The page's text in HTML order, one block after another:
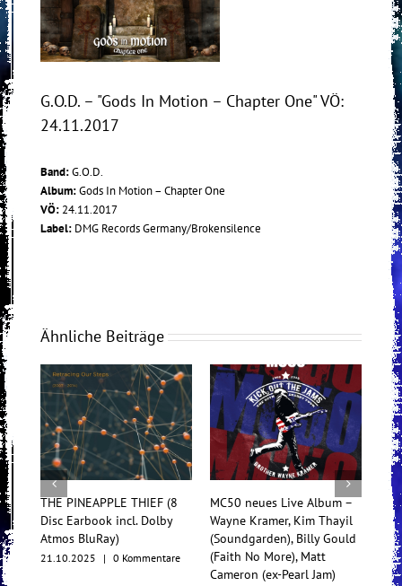
G.O.D. – "Gods In Motion – Chapter One" VÖ:
24.11.2017
Band:G.O.D.
Album:Gods In Motion – Chapter One
VÖ:24.11.2017
Label: DMG Records Germany/Brokensilence
Ähnliche Beiträge
THE PINEAPPLE THIEF (8
Disc Earbook incl. Dolby
Atmos BluRay)
21.10.2025 | 0 Kommentare
MC50 neues Live Album –
Wayne Kramer, Kim Thayil
(Soundgarden), Billy Gould
(Faith No More), Matt
Cameron (ex-Pearl Jam)